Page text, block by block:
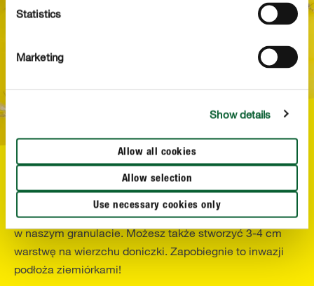
Statistics
Marketing
Show details
Allow all cookies
Allow selection
Use necessary cookies only
Koniec z ziemiórkami!
W GRANUPLANT nie rozwijają się ziemiórki, więc jeżeli
chcesz mieć ten problem "z głowy" posadź swoje rośliny
w naszym granulacie. Możesz także stworzyć 3-4 cm
warstwę na wierzchu doniczki. Zapobiegnie to inwazji
podłoża ziemiórkami!